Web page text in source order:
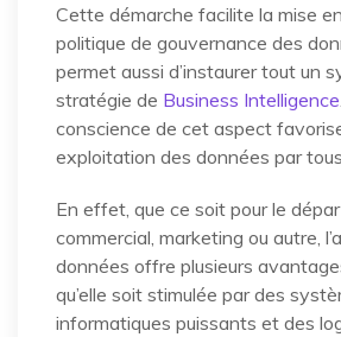
Cette démarche facilite la mise
politique de gouvernance des
permet aussi d’instaurer tout un
stratégie de Business Intelligence
conscience de cet aspect
exploitation des données par
En effet, que ce soit pour le
commercial, marketing ou autre,
données offre plusieurs
qu’elle soit stimulée par des
informatiques puissants et des